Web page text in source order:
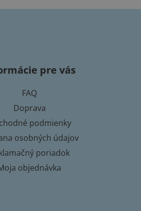
pre vás
FAQ
Doprava
podmienky
osobných údajov
poriadok
objednávka